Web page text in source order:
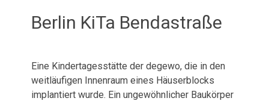
Berlin KiTa Bendastraße
Eine Kindertagesstätte der degewo, die in den
weitläufigen Innenraum eines Häuserblocks
implantiert wurde. Ein ungewöhnlicher Baukörper